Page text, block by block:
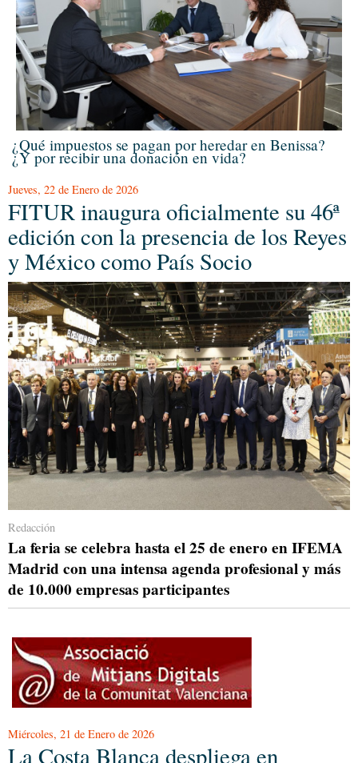
¿Qué impuestos se pagan por heredar en Benissa?
¿Y por recibir una donación en vida?
Jueves, 22 de Enero de 2026
FITUR inaugura oficialmente su 46ª
edición con la presencia de los Reyes
y México como País Socio
Redacción
La feria se celebra hasta el 25 de enero en IFEMA
Madrid con una intensa agenda profesional y más
de 10.000 empresas participantes
Miércoles, 21 de Enero de 2026
La Costa Blanca despliega en